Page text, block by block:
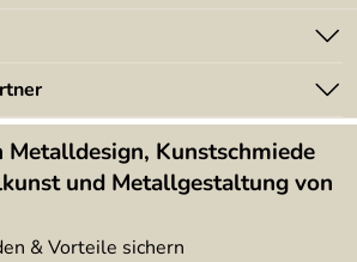
(394)
Metalldesign, Kunstschmiede
und Metallgestaltung von
& Vorteile sichern